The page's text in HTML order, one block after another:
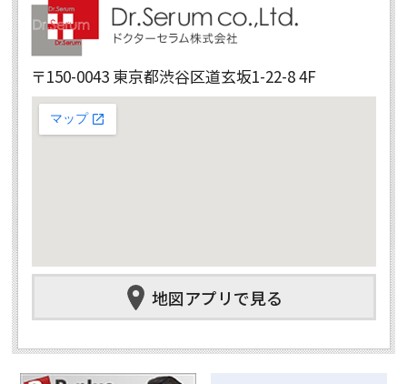
〒150-0043 東京都渋谷区道玄坂1-22-8 4F
地図アプリで見る